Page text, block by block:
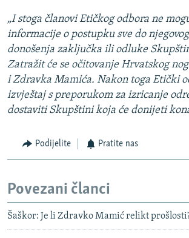
„I stoga članovi Etičkog odbora ne
informacije o postupku sve do
donošenja zaključka ili odluke
Zatražit će se očitovanje Hrvatskog
i Zdravka Mamića. Nakon toga Etički
izvještaj s preporukom za izricanje
dostaviti Skupštini koja će donijeti
Podijelite Pratite nas
Povezani članci
Šaškor: Je li Zdravko Mamić relikt